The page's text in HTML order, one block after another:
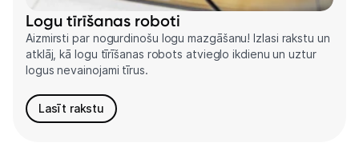
Logu tīrīšanas roboti
Aizmirsti par nogurdinošu logu mazgāšanu! Izlasi rakstu un
atklāj, kā logu tīrīšanas robots atvieglo ikdienu un uztur
logus nevainojami tīrus.
Lasīt rakstu